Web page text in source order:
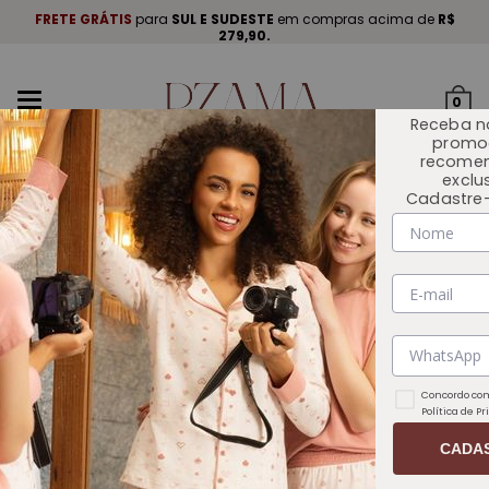
FRETE GRÁTIS para SUL E SUDESTE em compras acima de R$
279,90.
navegação
0
INÍCIO OUTLET 🏷️
Receba
Concordo
Política de